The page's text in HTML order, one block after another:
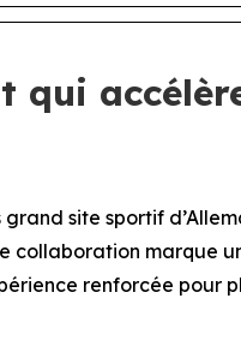
qui
site sportif
collaboration marque
renforcée pour